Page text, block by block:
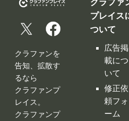
クラファンを
告知、拡散す
るなら
プレイスに
ついて
広告掲
載につ
いて